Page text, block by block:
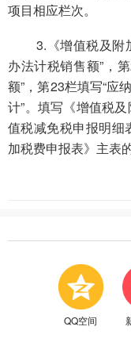
项目相应栏次。
3.《增值税及附
办法计税销售额”，
额”，第23栏填写“应
计”。填写《增值税
值税减免税申报明细
加税费申报表》主表
QQ空间